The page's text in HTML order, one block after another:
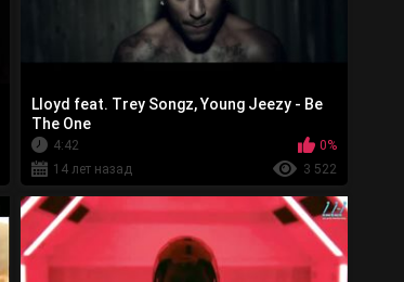
Lloyd feat. Trey Songz, Young Jeezy - Be
The One
4:42
0%
14 лет назад
3 522